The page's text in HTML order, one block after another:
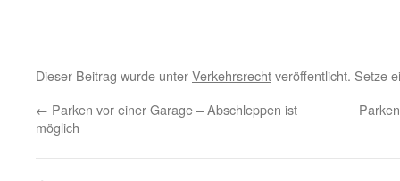
Dieser Beitrag wurde unterVerkehrsrechtveröffentlicht. Setze
← Parken vor einer Garage – Abschleppen ist
möglich